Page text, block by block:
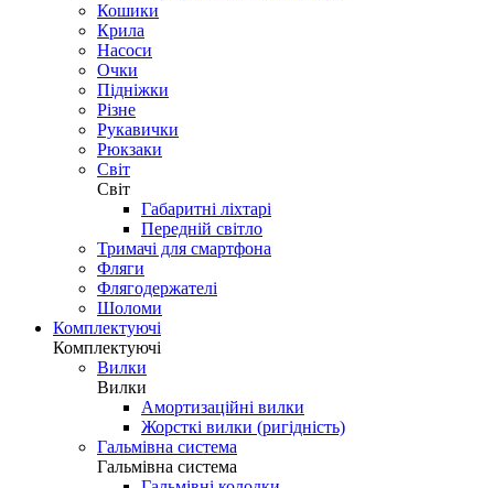
Кошики
Крила
Насоси
Очки
Підніжки
Різне
Рукавички
Рюкзаки
Світ
Світ
Габаритні ліхтарі
Передній світло
Тримачі для смартфона
Фляги
Флягодержателі
Шоломи
Комплектуючі
Комплектуючі
Вилки
Вилки
Амортизаційні вилки
Жорсткі вилки (ригідність)
Гальмівна система
Гальмівна система